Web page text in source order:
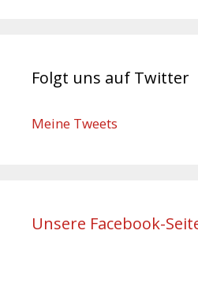
Folgt uns auf Twitter
Meine Tweets
Unsere Facebook-